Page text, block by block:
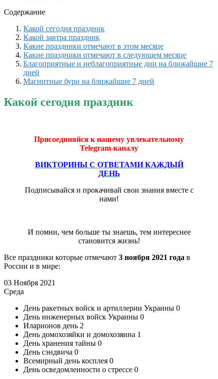
Содержание
Какой сегодня праздник
Какой завтра праздник
Какие праздники отмечают в этом месяце
Какие праздники отмечают в следующем месяце
Благоприятные и неблагоприятные дни на ближайшие 7
дней
Магнитные бури на ближайшие 7 дней
Какой сегодня праздник
Присоединяйся к нашему увлекательному
Telegram-каналу
ВИКТОРИНЫ С ОТВЕТАМИ КАЖДЫЙ
ДЕНЬ
Подписывайся и прокачивай свои знания вместе с
нами!
И помни, чем больше ты знаешь, тем интереснее
становится жизнь!
Все праздники которые отмечают 3 ноября 2021 года в
России и в мире:
03 Ноября 2021
Среда
День ракетных войск и артиллерии Украины 0
День инженерных войск Украины 0
Иларионов день 2
День домохозяйки и домохозяина 1
День хранения тайны 0
День сэндвича 0
Всемирный день косплея 0
День осведомленности о стрессе 0